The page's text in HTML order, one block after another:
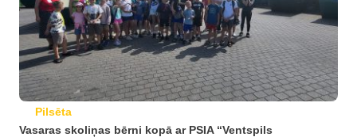
Pilsēta
Vasaras skoliņas bērni kopā ar PSIA “Ventspils